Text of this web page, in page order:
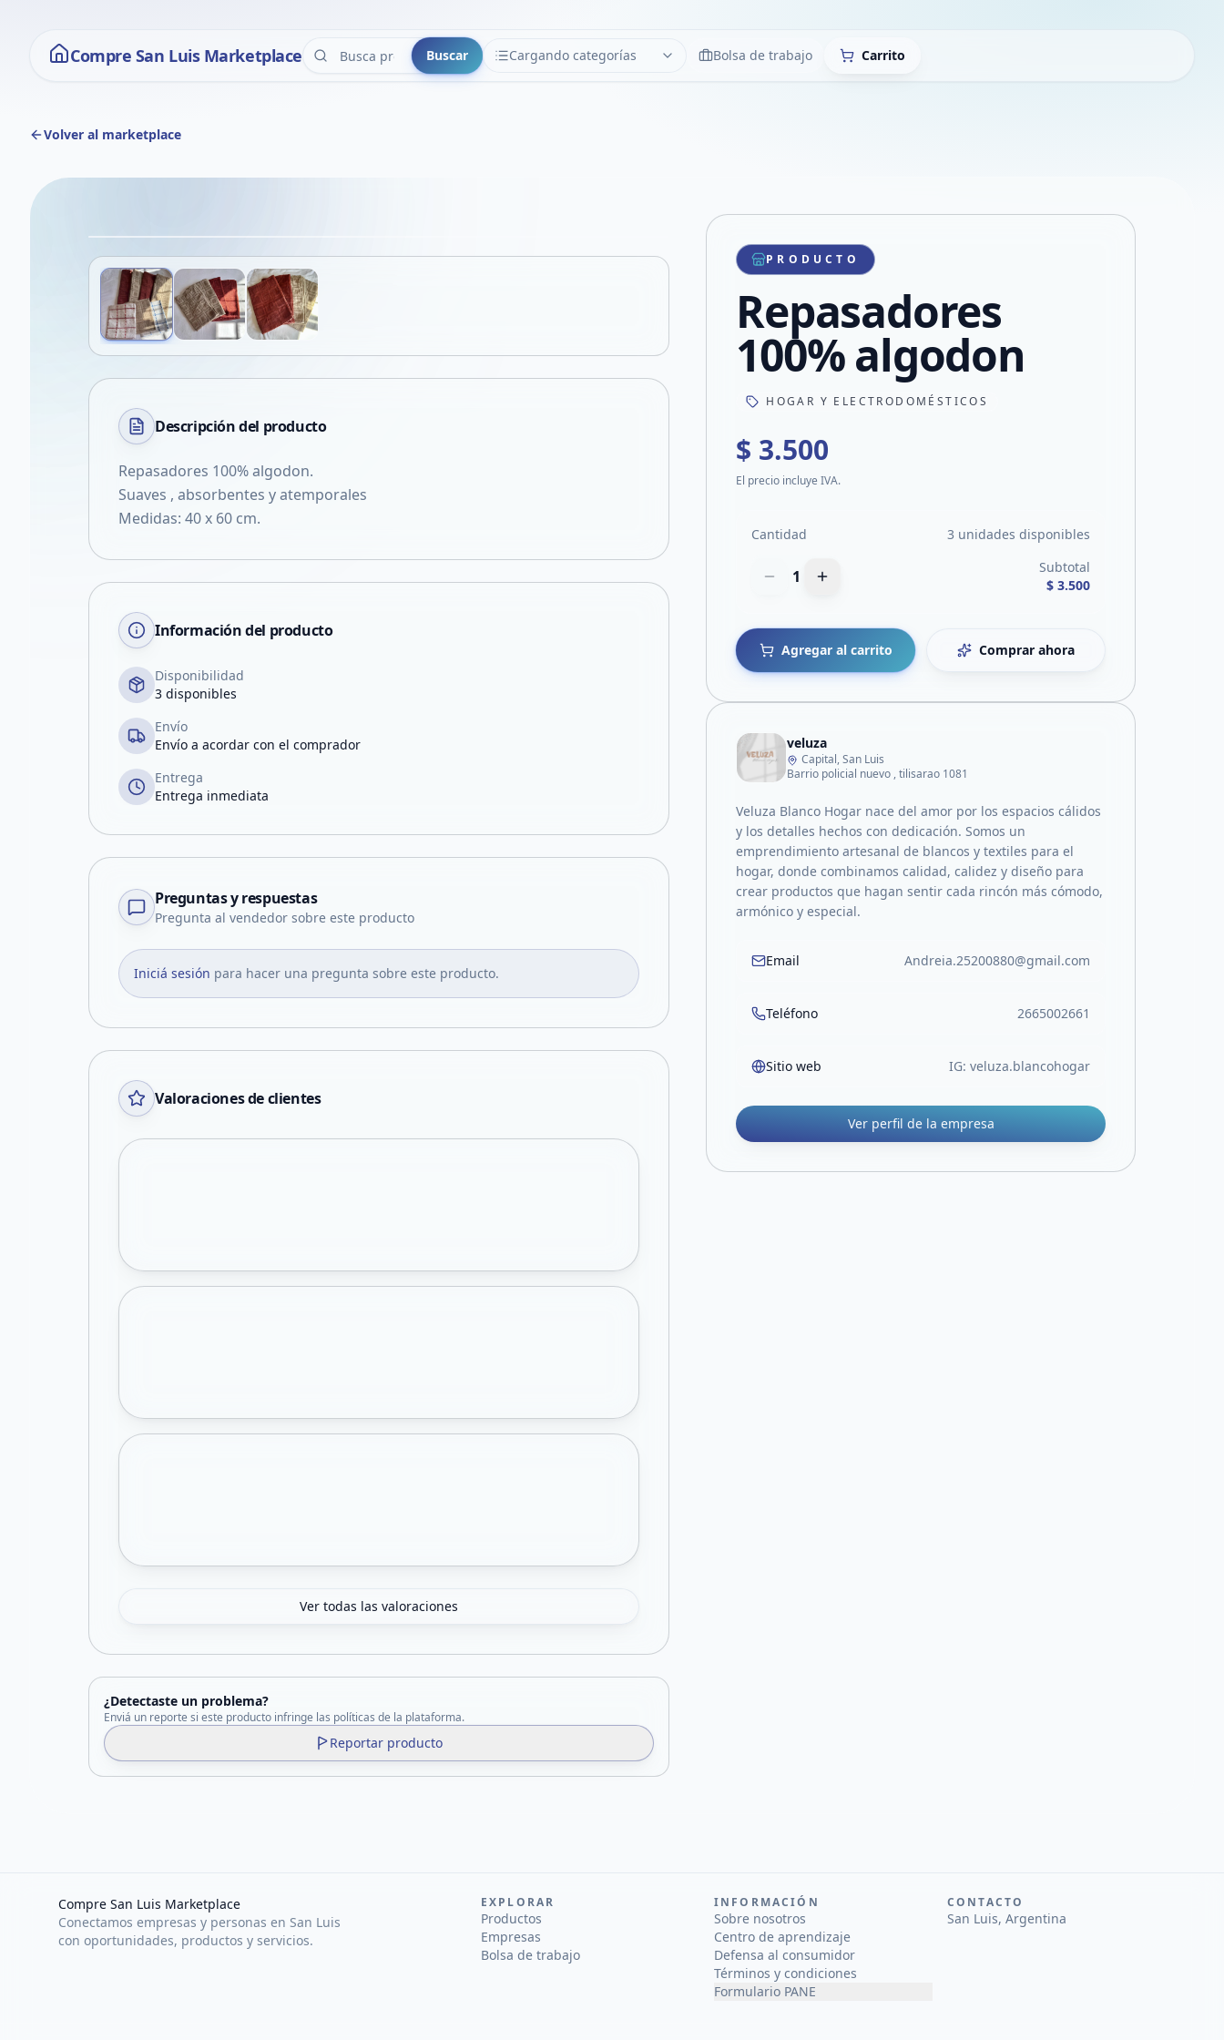
Compre San Luis Marketplace Buscar Cargando categorías
CATEGORÍAS LimpiarBolsa de trabajo Carrito
Volver al marketplace
Compartir producto
Compartir por WhatsApp
Compartir por mail
Compartir en Facebook
Compartir en X
Descripción del producto
Repasadores 100% algodon.
Suaves , absorbentes y atemporales
Medidas: 40 x 60 cm.
Información del producto
Disponibilidad
3 disponibles
Envío
Envío a acordar con el comprador
Entrega
Entrega inmediata
Preguntas y respuestas
Pregunta al vendedor sobre este producto
Iniciá sesión para hacer una pregunta sobre este producto.
Valoraciones de clientes
Ver todas las valoraciones
¿Detectaste un problema?
Enviá un reporte si este producto infringe las políticas de la plataforma.
Reportar producto
PRODUCTO
Repasadores
100% algodon
HOGAR Y ELECTRODOMÉSTICOS
$ 3.500
El precio incluye IVA.
Cantidad 3 unidades disponibles
1
Subtotal
$ 3.500
Agregar al carrito Comprar ahora
veluza
Capital, San Luis
Barrio policial nuevo , tilisarao 1081
Veluza Blanco Hogar nace del amor por los espacios cálidos
y los detalles hechos con dedicación. Somos un
emprendimiento artesanal de blancos y textiles para el
hogar, donde combinamos calidad, calidez y diseño para
crear productos que hagan sentir cada rincón más cómodo,
armónico y especial.
Email Andreia.25200880@gmail.com
Teléfono 2665002661
Sitio web IG: veluza.blancohogar
Ver perfil de la empresa
Compre San Luis Marketplace
Conectamos empresas y personas en San Luis
con oportunidades, productos y servicios.
EXPLORAR
Productos
Empresas
Bolsa de trabajo
INFORMACIÓN
Sobre nosotros
Centro de aprendizaje
Defensa al consumidor
Términos y condiciones
Formulario PANE
CONTACTO
San Luis, Argentina